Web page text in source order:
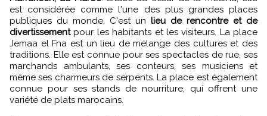
est considérée comme l'une des plus grandes places
publiques du monde. C'est un lieu de rencontre et de
divertissementpour les habitants et les visiteurs. La place
Jemaa el Fna est un lieu de mélange des cultures et des
traditions. Elle est connue pour ses spectacles de rue, ses
marchands ambulants, ses conteurs, ses musiciens et
même ses charmeurs de serpents. La place est également
connue pour ses stands de nourriture, qui offrent une
variété de plats marocains.